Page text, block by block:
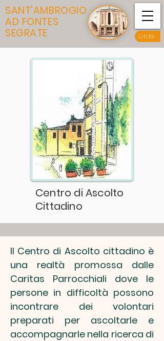
Links
SANT'AMBROGIO
AD FONTES
SEGRATE
Centro di Ascolto
Cittadino
Il Centro di Ascolto cittadino è
una realtà promossa dalle
Caritas Parrocchiali dove le
persone in difficoltà possono
incontrare dei volontari
preparati per ascoltarle e
accompagnarle nella ricerca di